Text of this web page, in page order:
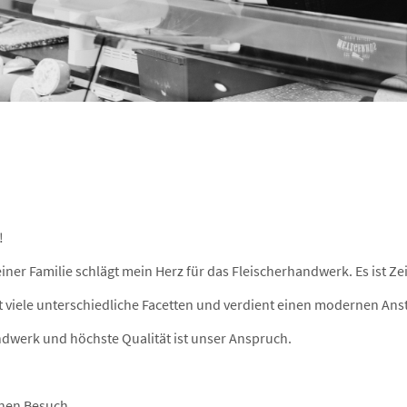
Familie schlägt mein Herz für das Fleischerhandwerk. Es ist
viele unterschiedliche Facetten und verdient einen modernen
und höchste Qualität ist unser Anspruch.